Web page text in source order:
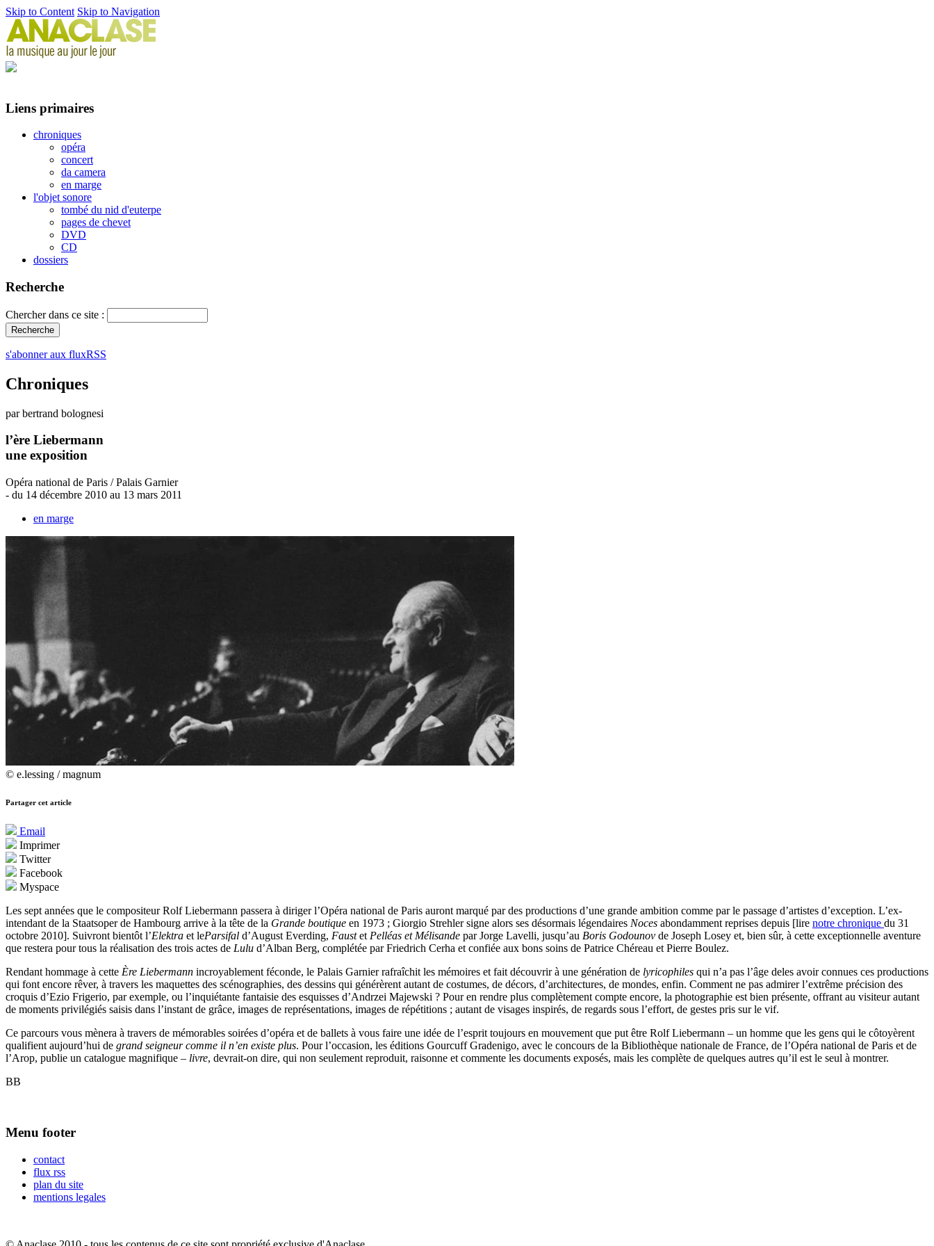
Skip to Content Skip to Navigation
Liens primaires
chroniques
opéra
concert
da camera
en marge
l'objet sonore
tombé du nid d'euterpe
pages de chevet
DVD
CD
dossiers
Recherche
Chercher dans ce site :
s'abonner aux fluxRSS
Chroniques
par bertrand bolognesi
l’ère Liebermann
une exposition
Opéra national de Paris / Palais Garnier
- du 14 décembre 2010 au 13 mars 2011
en marge
© e.lessing / magnum
Partager cet article
Email
Imprimer
Twitter
Facebook
Myspace
Les sept années que le compositeur Rolf Liebermann passera à diriger l’Opéra national de Paris auront marqué par des productions d’une grande ambition comme par le passage d’artistes d’exception. L’ex-
intendant de la Staatsoper de Hambourg arrive à la tête de la Grande boutique en 1973 ; Giorgio Strehler signe alors ses désormais légendaires Noces abondamment reprises depuis [lire notre chronique du 31
octobre 2010]. Suivront bientôt l’Elektra et leParsifal d’August Everding, Faustet Pelléas et Mélisande par Jorge Lavelli, jusqu’au Boris Godounov de Joseph Losey et, bien sûr, à cette exceptionnelle aventure
que restera pour tous la réalisation des trois actes de Lulu d’Alban Berg, complétée par Friedrich Cerha et confiée aux bons soins de Patrice Chéreau et Pierre Boulez.
Rendant hommage à cette Ère Liebermann incroyablement féconde, le Palais Garnier rafraîchit les mémoires et fait découvrir à une génération de lyricophiles qui n’a pas l’âge deles avoir connues ces productions
qui font encore rêver, à travers les maquettes des scénographies, des dessins qui générèrent autant de costumes, de décors, d’architectures, de mondes, enfin. Comment ne pas admirer l’extrême précision des
croquis d’Ezio Frigerio, par exemple, ou l’inquiétante fantaisie des esquisses d’Andrzei Majewski ? Pour en rendre plus complètement compte encore, la photographie est bien présente, offrant au visiteur autant
de moments privilégiés saisis dans l’instant de grâce, images de représentations, images de répétitions ; autant de visages inspirés, de regards sous l’effort, de gestes pris sur le vif.
Ce parcours vous mènera à travers de mémorables soirées d’opéra et de ballets à vous faire une idée de l’esprit toujours en mouvement que put être Rolf Liebermann – un homme que les gens qui le côtoyèrent
qualifient aujourd’hui de grand seigneur comme il n’en existe plus. Pour l’occasion, les éditions Gourcuff Gradenigo, avec le concours de la Bibliothèque nationale de France, de l’Opéra national de Paris et de
l’Arop, publie un catalogue magnifique – livre, devrait-on dire, qui non seulement reproduit, raisonne et commente les documents exposés, mais les complète de quelques autres qu’il est le seul à montrer.
BB
Menu footer
contact
flux rss
plan du site
mentions legales